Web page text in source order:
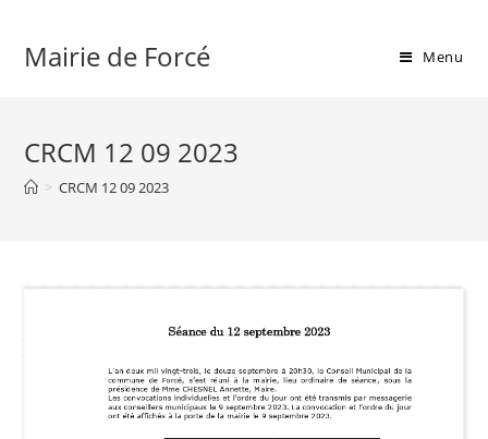
contentMairie de Forcé Menu
CRCM 12 09 2023
> CRCM 12 09 2023